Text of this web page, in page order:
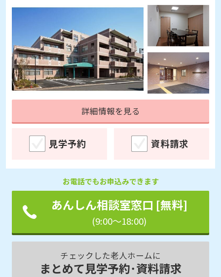
詳細情報を見る
見学予約 資料請求
お電話でもお申込みできます
あんしん相談室窓口 [無料]
(9:00～18:00)
チェックした老人ホームに
まとめて見学予約･資料請求